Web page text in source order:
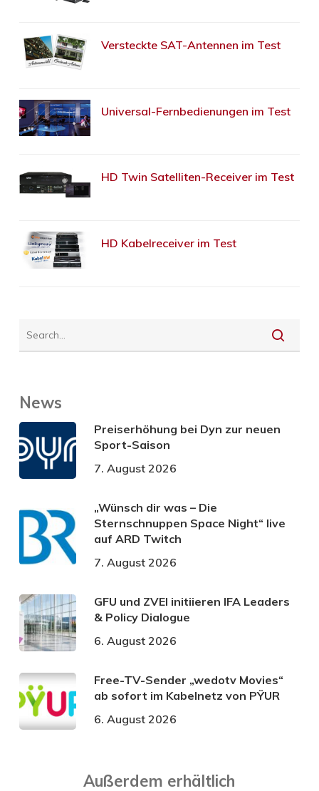
Versteckte SAT-Antennen im Test
Universal-Fernbedienungen im Test
HD Twin Satelliten-Receiver im Test
HD Kabelreceiver im Test
News
Preiserhöhung bei Dyn zur neuen
Sport-Saison
7. August 2026
„Wünsch dir was – Die
Sternschnuppen Space Night“ live
auf ARD Twitch
7. August 2026
GFU und ZVEI initiieren IFA Leaders
& Policy Dialogue
6. August 2026
Free-TV-Sender „wedotv Movies“
ab sofort im Kabelnetz von PŸUR
6. August 2026
Außerdem erhältlich